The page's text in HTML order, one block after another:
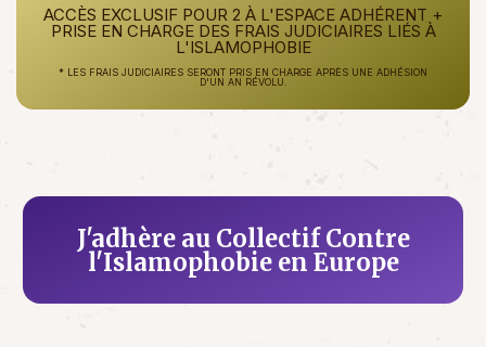
ACCÈS EXCLUSIF POUR 2 À L'ESPACE ADHÉRENT +
PRISE EN CHARGE DES FRAIS JUDICIAIRES LIÉS À
L'ISLAMOPHOBIE
* LES FRAIS JUDICIAIRES SERONT PRIS EN CHARGE APRÈS UNE ADHÉSION
D'UN AN RÉVOLU.
J'adhère au Collectif Contre
l'Islamophobie en Europe